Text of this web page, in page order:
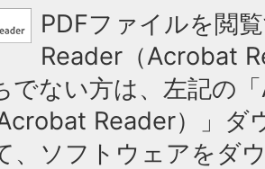
PDFファイルを閲
Reader（Acrobat
でない方は、左記の
Reader）」ダ
、ソフトウェアをダ